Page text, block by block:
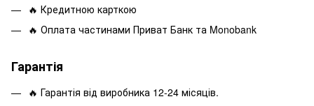
🔥 Кредитною карткою
🔥 Оплата частинами Приват Банк та Monobank
Гарантія
🔥 Гарантія від виробника 12-24 місяців.